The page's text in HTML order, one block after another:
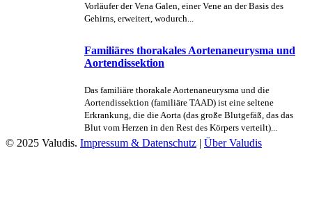
Vorläufer der Vena Galen, einer Vene an der Basis des
Gehirns, erweitert, wodurch...
Familiäres thorakales Aortenaneurysma und
Aortendissektion
Das familiäre thorakale Aortenaneurysma und die
Aortendissektion (familiäre TAAD) ist eine seltene
Erkrankung, die die Aorta (das große Blutgefäß, das das
Blut vom Herzen in den Rest des Körpers verteilt)...
© 2025 Valudis. Impressum & Datenschutz Über Valudis